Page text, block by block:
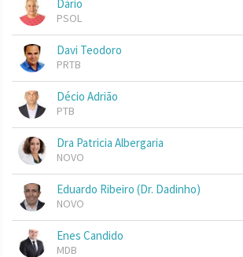
Dário
PSOL
Davi Teodoro
PRTB
Décio Adrião
PTB
Dra Patricia Albergaria
NOVO
Eduardo Ribeiro (Dr. Dadinho)
NOVO
Enes Candido
MDB